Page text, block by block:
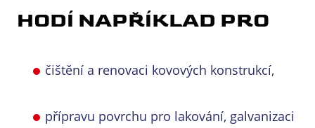
HODÍ NAPŘÍKLAD PRO
čištění a renovaci kovových konstrukcí,
přípravu povrchu pro lakování, galvanizaci